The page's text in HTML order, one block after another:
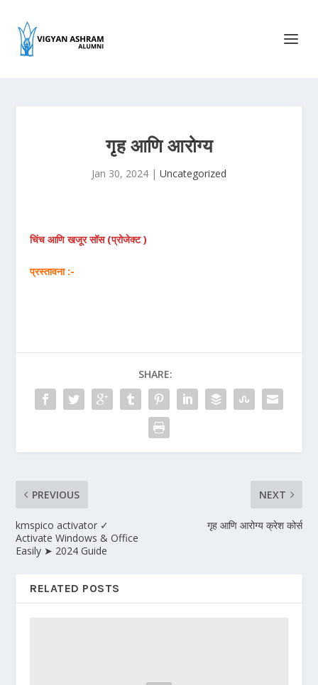
गृह आणि आरोग्य
Jan 30, 2024 | Uncategorized
चिंच आणि खजूर सॉस (प्रोजेक्ट )
प्रस्तावना :-
SHARE:
PREVIOUS
kmspico activator ✓
Activate Windows & Office
Easily ➤ 2024 Guide
NEXT
गृह आणि आरोग्य क्रेश कोर्स
RELATED POSTS